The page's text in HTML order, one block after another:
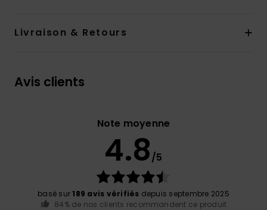
Livraison & Retours
Avis clients
Note moyenne
4.8/5
basé sur 189 avis vérifiés depuis septembre 2025
84% de nos clients recommandent ce produit